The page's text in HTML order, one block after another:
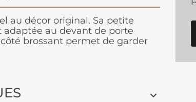
au décor original. Sa petite
au devant de porte
brossant permet de garder